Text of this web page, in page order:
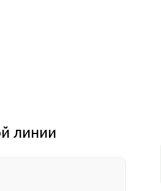
линии